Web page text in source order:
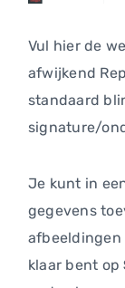
Vul hier de
afwijkend
standaard
signature/
Je kunt in
gegevens
afbeeldingen
klaar bent op